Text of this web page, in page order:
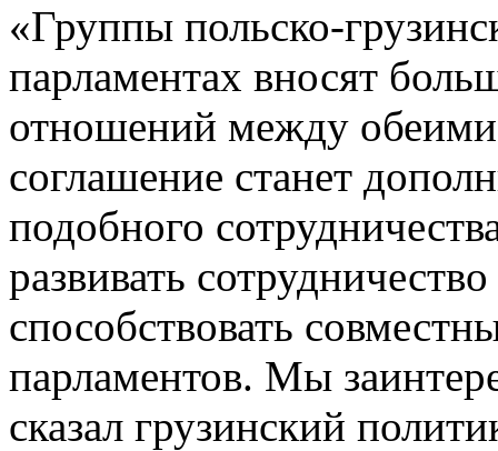
«Группы польско-
парламентах вносят
отношений между
соглашение станет
подобного
развивать
способствовать
парламентов. Мы
сказал грузинский